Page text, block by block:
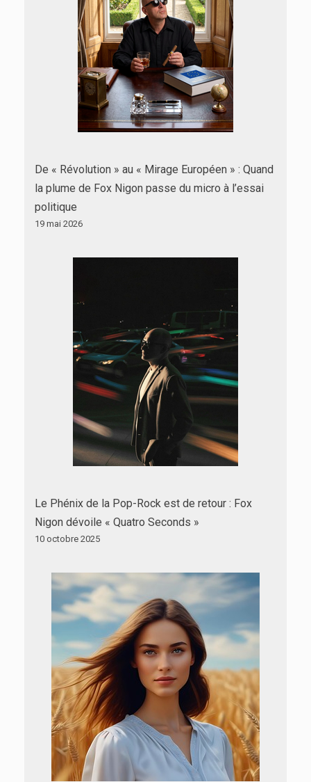
De « Révolution » au « Mirage Européen » : Quand
la plume de Fox Nigon passe du micro à l’essai
politique
19 mai 2026
Le Phénix de la Pop-Rock est de retour : Fox
Nigon dévoile « Quatro Seconds »
10 octobre 2025